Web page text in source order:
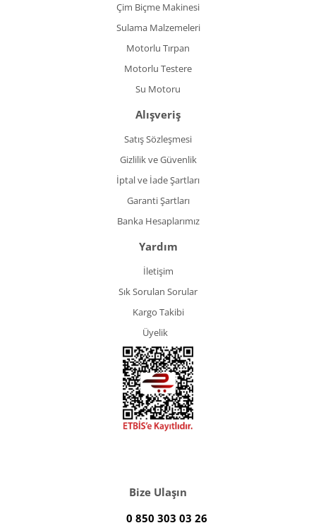
Çim Biçme Makinesi
Sulama Malzemeleri
Motorlu Tırpan
Motorlu Testere
Su Motoru
Alışveriş
Satış Sözleşmesi
Gizlilik ve Güvenlik
İptal ve İade Şartları
Garanti Şartları
Banka Hesaplarımız
Yardım
İletişim
Sık Sorulan Sorular
Kargo Takibi
Üyelik
Bize Ulaşın
0 850 303 03 26